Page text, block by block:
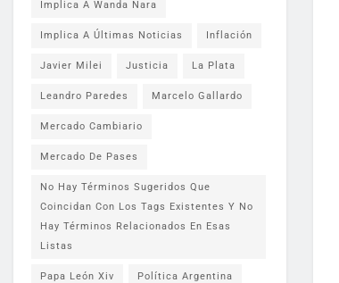
Implica A Wanda Nara
Implica A Últimas Noticias Inflación
Javier Milei Justicia La Plata
Leandro Paredes Marcelo Gallardo
Mercado Cambiario
Mercado De Pases
No Hay Términos Sugeridos Que
Coincidan Con Los Tags Existentes Y No
Hay Términos Relacionados En Esas
Listas
Papa León Xiv Política Argentina